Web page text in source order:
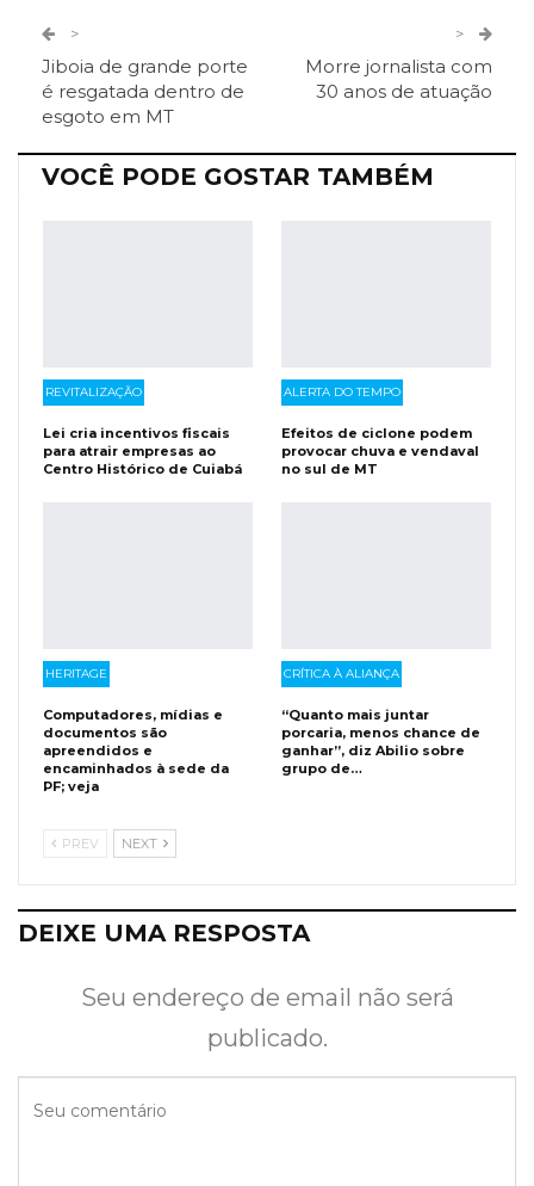
Pinterest Telegram
>
Jiboia de grande porte
é resgatada dentro de
esgoto em MT
>
Morre jornalista com
30 anos de atuação
VOCÊ PODE GOSTAR TAMBÉM
REVITALIZAÇÃO
Lei cria incentivos fiscais
para atrair empresas ao
Centro Histórico de Cuiabá
ALERTA DO TEMPO
Efeitos de ciclone podem
provocar chuva e vendaval
no sul de MT
HERITAGE
Computadores, mídias e
documentos são
apreendidos e
encaminhados à sede da
PF; veja
CRÍTICA À ALIANÇA
“Quanto mais juntar
porcaria, menos chance de
ganhar”, diz Abilio sobre
grupo de…
PREV NEXT
DEIXE UMA RESPOSTA
Seu endereço de email não será
publicado.